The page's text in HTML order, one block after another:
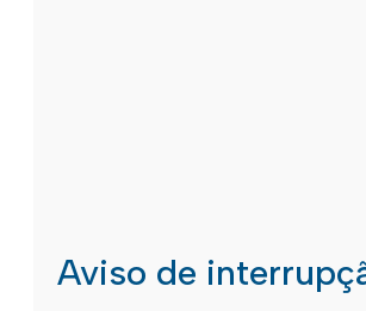
Aviso de